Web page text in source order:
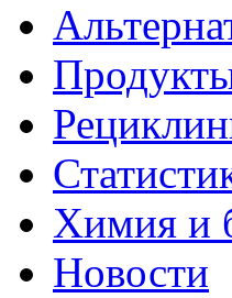
Химия и
Новости